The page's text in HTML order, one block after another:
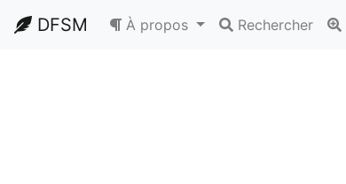
DFSM À propos Rechercher